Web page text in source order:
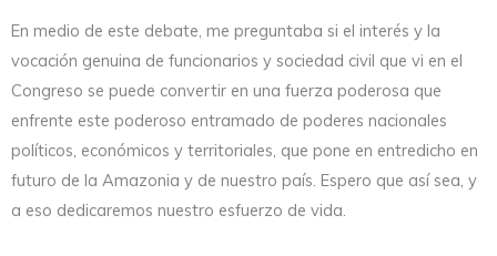
En medio de este debate, me preguntaba si el interés y la
vocación genuina de funcionarios y sociedad civil que vi en el
Congreso se puede convertir en una fuerza poderosa que
enfrente este poderoso entramado de poderes nacionales
políticos, económicos y territoriales, que pone en entredicho en
futuro de la Amazonia y de nuestro país. Espero que así sea, y
a eso dedicaremos nuestro esfuerzo de vida.